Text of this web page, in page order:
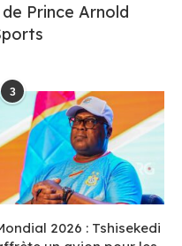
Prince Arnold
3
2026 : Tshisekedi